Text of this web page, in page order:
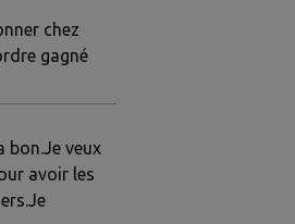
chez
gagné
bon.Je veux
avoir les